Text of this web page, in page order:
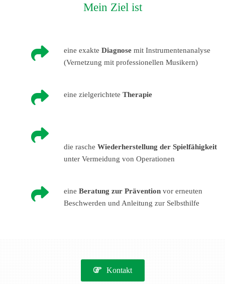
Mein Ziel ist
 eine exakte Diagnose mit Instrumentenanalyse
(Vernetzung mit professionellen Musikern)
 eine zielgerichtete Therapie

die rasche Wiederherstellung der Spielfähigkeit
unter Vermeidung von Operationen
 eine Beratung zur Prävention vor erneuten
Beschwerden und Anleitung zur Selbsthilfe
Kontakt